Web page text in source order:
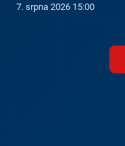
7. srpna 2026 15:00